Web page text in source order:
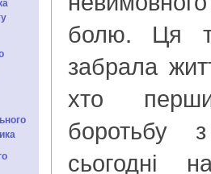
болю. Ця
забрала
хто
боротьбу
сьогодні